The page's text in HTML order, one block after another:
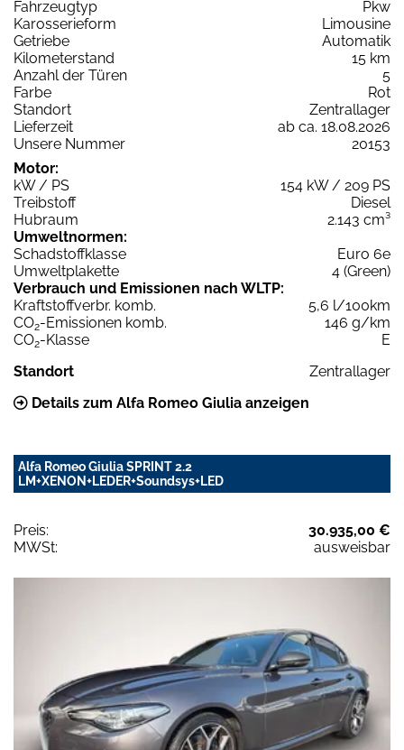
Fahrzeugtyp
Pkw
Karosserieform
Limousine
Getriebe
Automatik
Kilometerstand
15 km
Anzahl der Türen
5
Farbe
Rot
Standort
Zentrallager
Lieferzeit
ab ca. 18.08.2026
Unsere Nummer
20153
Motor:
kW / PS
154 kW / 209 PS
Treibstoff
Diesel
Hubraum
2.143 cm³
Umweltnormen:
Schadstoffklasse
Euro 6e
Umweltplakette
4 (Green)
Verbrauch und Emissionen nach WLTP:
Kraftstoffverbr. komb.
5,6 l/100km
CO2-Emissionen komb.
146 g/km
CO2-Klasse
E
Standort
Zentrallager
Details zum Alfa Romeo Giulia anzeigen
Alfa Romeo Giulia SPRINT 2.2
LM+XENON+LEDER+Soundsys+LED
Preis:
30.935,00 €
MWSt:
ausweisbar